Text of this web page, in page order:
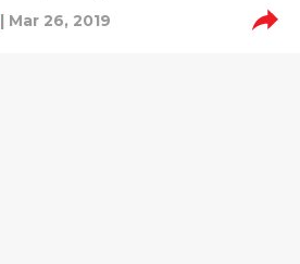
| Mar 26, 2019